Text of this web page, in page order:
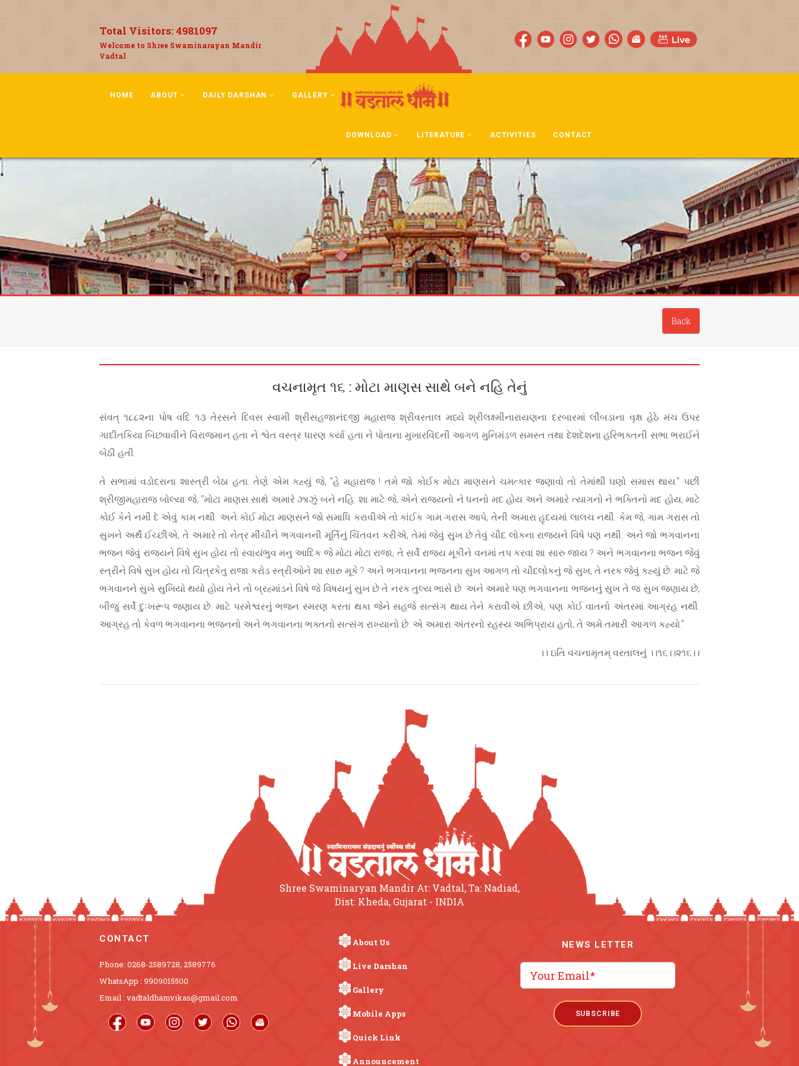
Total Visitors:4981097
Welcome to Shree Swaminarayan Mandir
Vadtal
HOME ABOUT DAILY DARSHAN GALLERY
DOWNLOAD LITERATURE ACTIVITIES CONTACT
Back
વચનામૃત ૧૬ : મોટા માણસ સાથે બને નહિ તેનું
સંવત્ ૧૮૮૨ના પોષ વદિ ૧૩ તેરસને દિવસ સ્વામી શ્રીસહજાનંદજી મહારાજ શ્રીવરતાલ મધ્યે શ્રીલક્ષ્મીનારાયણના દરબારમાં લીંબડાના વૃક્ષ હેઠે મંચ ઉપર
ગાદીતકિયા બિછવાવીને વિરાજમાન હતા ને શ્વેત વસ્ત્ર ધારણ કર્યા હતા ને પોતાના મુખારવિંદની આગળ મુનિમંડળ સમસ્ત તથા દેશદેશના હરિભક્તની સભા ભરાઈને
બેઠી હતી.
તે સભામાં વડોદરાના શાસ્ત્રી બેઠા હતા. તેણે એમ કહ્યું જે, “હે મહારાજ ! તમે જો કોઈક મોટા માણસને ચમત્કાર જણાવો તો તેમાંથી ઘણો સમાસ થાય.” પછી
શ્રીજીમહારાજ બોલ્યા જે, “મોટા માણસ સાથે અમારે ઝાઝું બને નહિ. શા માટે જે, એને રાજ્યનો ને ધનનો મદ હોય અને અમારે ત્યાગનો ને ભક્તિનો મદ હોય, માટે
કોઈ કેને નમી દે એવું કામ નથી. અને કોઈ મોટા માણસને જો સમાધિ કરાવીએ તો કાંઈક ગામ ગરાસ આપે, તેની અમારા હૃદયમાં લાલચ નથી. કેમ જે, ગામ ગરાસ તો
સુખને અર્થે ઈચ્છીએ, તે અમારે તો નેત્ર મીંચીને ભગવાનની મૂર્તિનું ચિંતવન કરીએ, તેમાં જેવું સુખ છે તેવું ચૌદ લોકના રાજ્યને વિષે પણ નથી. અને જો ભગવાનના
ભજન જેવું રાજ્યને વિષે સુખ હોય તો સ્વાયંભુવ મનુ આદિક જે મોટા મોટા રાજા, તે સર્વે રાજ્ય મૂકીને વનમાં તપ કરવા શા સારુ જાય ? અને ભગવાનના ભજન જેવું
સ્ત્રીને વિષે સુખ હોય તો ચિત્રકેતુ રાજા કરોડ સ્ત્રીઓને શા સારુ મૂકે ? અને ભગવાનના ભજનના સુખ આગળ તો ચૌદલોકનું જે સુખ, તે નરક જેવું કહ્યું છે. માટે જે
ભગવાનને સુખે સુખિયો થયો હોય તેને તો બ્રહ્માંડને વિષે જે વિષયનું સુખ છે તે નરક તુલ્ય ભાસે છે. અને અમારે પણ ભગવાનના ભજનનું સુખ તે જ સુખ જણાય છે;
બીજું સર્વે દુઃખરૂપ જણાય છે. માટે પરમેશ્વરનું ભજન સ્મરણ કરતા થકા જેને સહજે સત્સંગ થાય તેને કરાવીએ છીએ, પણ કોઈ વાતનો અંતરમાં આગ્રહ નથી.
આગ્રહ તો કેવળ ભગવાનના ભજનનો અને ભગવાનના ભક્તનો સત્સંગ રાખ્યાનો છે. એ અમારા અંતરનો રહસ્ય અભિપ્રાય હતો, તે અમે તમારી આગળ કહ્યો.”
।। ઇતિ વચનામૃતમ્ વરતાલનું ।।૧૬।।૨૧૬।।
Shree Swaminaryan Mandir At: Vadtal, Ta: Nadiad,
Dist: Kheda, Gujarat - INDIA
CONTACT
Phone: 0268-2589728, 2589776
WhatsApp : 9909015500
Email : vadtaldhamvikas@gmail.com
About Us
Live Darshan
Gallery
Mobile Apps
Quick Link
Announcement
NEWS LETTER